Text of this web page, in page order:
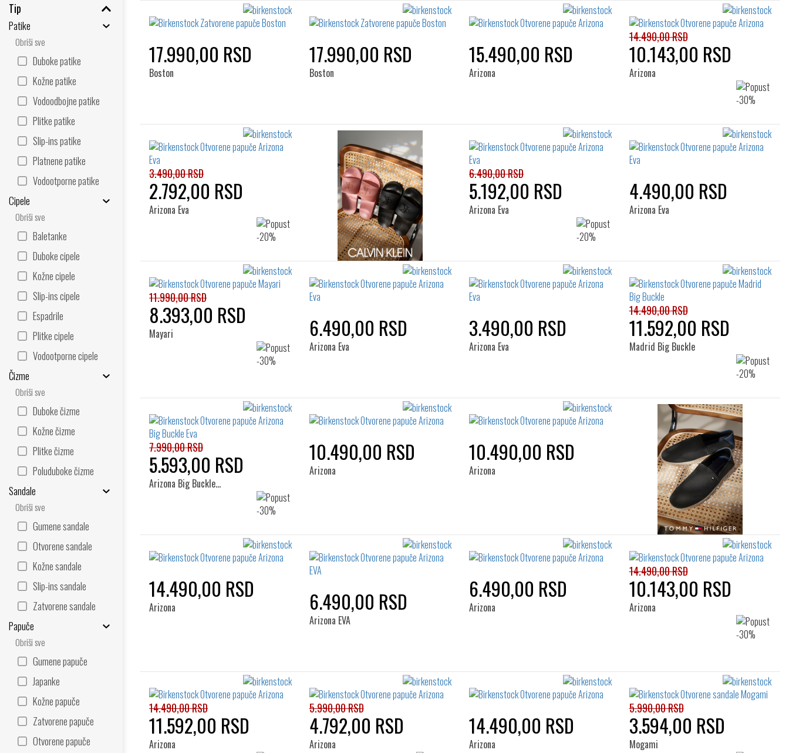
Tip
Patike
Obriši sve
Duboke patike
Kožne patike
Vodoodbojne patike
Plitke patike
Slip-ins patike
Platnene patike
Vodootporne patike
Cipele
Obriši sve
Baletanke
Duboke cipele
Kožne cipele
Slip-ins cipele
Espadrile
Plitke cipele
Vodootporne cipele
Čizme
Obriši sve
Duboke čizme
Kožne čizme
Plitke čizme
Poluduboke čizme
Sandale
Obriši sve
Gumene sandale
Otvorene sandale
Kožne sandale
Slip-ins sandale
Zatvorene sandale
Papuče
Obriši sve
Gumene papuče
Japanke
Kožne papuče
Zatvorene papuče
Otvorene papuče
17.990,00 RSD
Boston
17.990,00 RSD
Boston
15.490,00 RSD
Arizona
14.490,00 RSD
10.143,00 RSD
Arizona
3.490,00 RSD
2.792,00 RSD
Arizona Eva
6.490,00 RSD
5.192,00 RSD
Arizona Eva
4.490,00 RSD
Arizona Eva
11.990,00 RSD
8.393,00 RSD
Mayari 6.490,00 RSD
Arizona Eva
3.490,00 RSD
Arizona Eva
14.490,00 RSD
11.592,00 RSD
Madrid Big Buckle
7.990,00 RSD
5.593,00 RSD
Arizona Big Buckle…
10.490,00 RSD
Arizona
10.490,00 RSD
Arizona
14.490,00 RSD
Arizona 6.490,00 RSD
Arizona EVA
6.490,00 RSD
Arizona
14.490,00 RSD
10.143,00 RSD
Arizona
14.490,00 RSD
11.592,00 RSD
Arizona
5.990,00 RSD
4.792,00 RSD
Arizona
14.490,00 RSD
Arizona
5.990,00 RSD
3.594,00 RSD
Mogami